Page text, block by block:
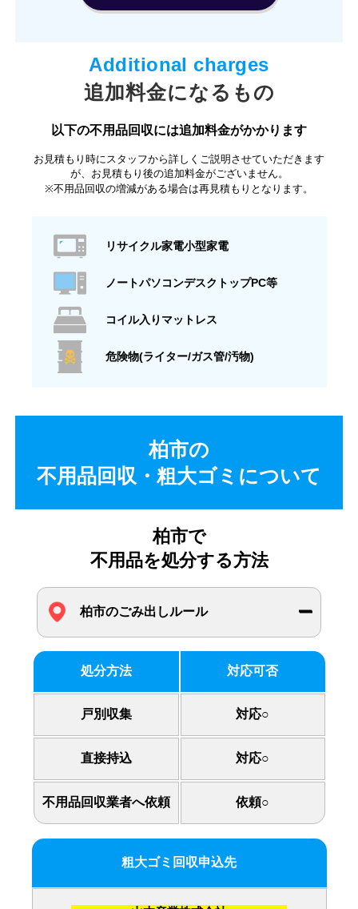
追加料金になるもの
以下の不用品回収には追加料金がかかります
お見積もり時にスタッフから詳しくご説明させていただきます
が、お見積もり後の追加料金がございません。
※不用品回収の増減がある場合は再見積もりとなります。
リサイクル家電小型家電
ノートパソコンデスクトップPC等
コイル入りマットレス
危険物(ライター/ガス管/汚物)
柏市の
不用品回収・粗大ゴミについて
柏市で
不用品を処分する方法
柏市のごみ出しルール
処分方法 対応可否
戸別収集 対応○
直接持込 対応○
不用品回収業者へ依頼 依頼○
粗大ゴミ回収申込先